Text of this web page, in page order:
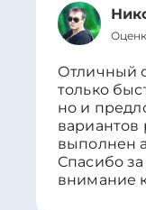
Отличный
только
но и
выполнен
Спасибо
внимание